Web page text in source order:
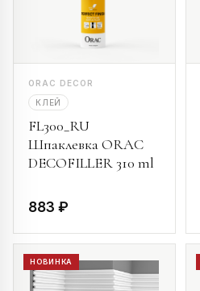
ORAC DECOR
КЛЕЙ
FL300_RU
Шпаклевка ORAC
DECOFILLER 310 ml
883 ₽
НОВИНКА